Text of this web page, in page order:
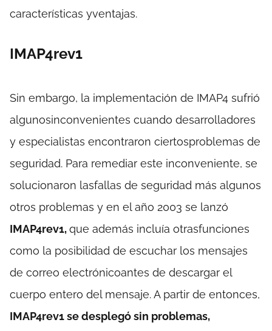
características yventajas.
IMAP4rev1
Sin embargo, la implementación de IMAP4 sufrió
algunosinconvenientes cuando desarrolladores
y especialistas encontraron ciertosproblemas de
seguridad. Para remediar este inconveniente, se
solucionaron lasfallas de seguridad más algunos
otros problemas y en el año 2003 se lanzó
IMAP4rev1,que además incluía otrasfunciones
como la posibilidad de escuchar los mensajes
de correo electrónicoantes de descargar el
cuerpo entero del mensaje. A partir de entonces,
IMAP4rev1 se desplegó sin problemas,